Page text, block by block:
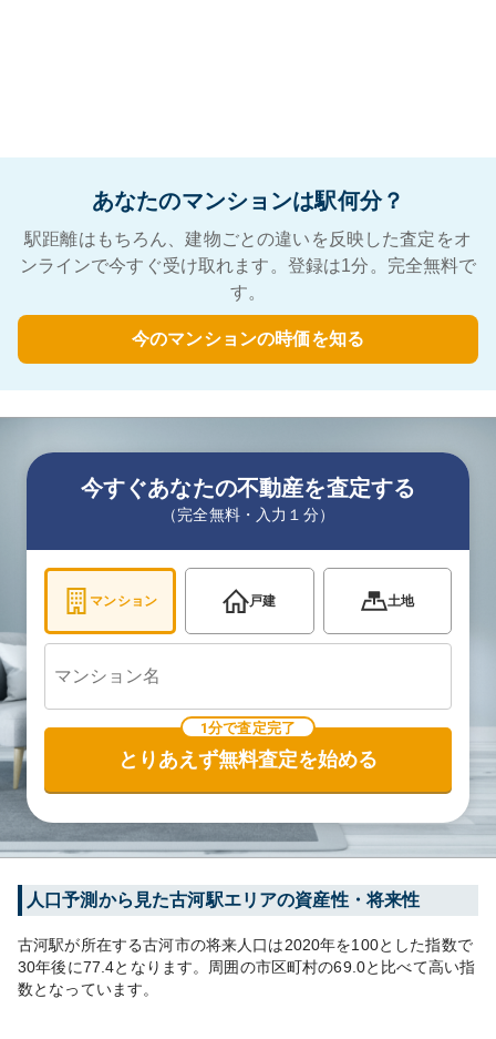
あなたのマンションは駅何分？
駅距離はもちろん、建物ごとの違いを反映した査定をオ
ンラインで今すぐ受け取れます。登録は1分。完全無料で
す。
今のマンションの時価を知る
今すぐあなたの不動産を査定する
（完全無料・入力１分）
マンション 戸建 土地
1分で査定完了
とりあえず無料査定を始める
人口予測から見た古河駅エリアの資産性・将来性
古河駅が所在する古河市の将来人口は2020年を100とした指数で
30年後に77.4となります。 周囲の市区町村の69.0と比べて高い指
数となっています。